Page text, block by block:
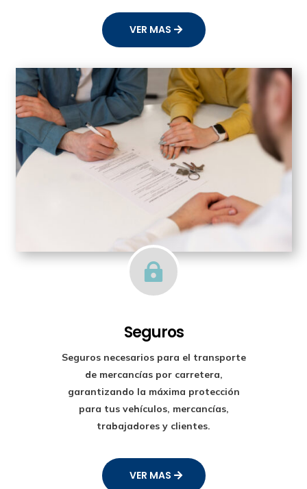
VER MAS

Seguros
Seguros necesarios para el transporte
de mercancías por carretera,
garantizando la máxima protección
para tus vehículos, mercancías,
trabajadores y clientes.
VER MAS